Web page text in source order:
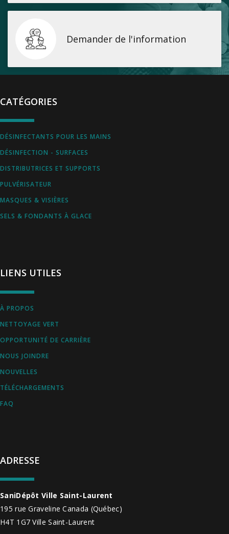
Demander de l'information
ADRESSE
SaniDépôt Ville Saint-Laurent
195 rue Graveline Canada (Québec)
H4T 1G7Ville Saint-Laurent
CATÉGORIES
DÉSINFECTANTS POUR LES MAINS
DÉSINFECTION - SURFACES
DISTRIBUTRICES ET SUPPORTS
PULVÉRISATEUR
MASQUES & VISIÈRES
SELS & FONDANTS À GLACE
LIENS UTILES
À PROPOS
NETTOYAGE VERT
OPPORTUNITÉ DE CARRIÈRE
NOUS JOINDRE
NOUVELLES
TÉLÉCHARGEMENTS
FAQ